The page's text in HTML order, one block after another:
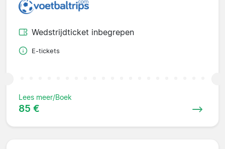
Wedstrijdticket inbegrepen
E-tickets
Lees meer/Boek
85 €